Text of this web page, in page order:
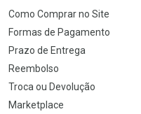
Como Comprar no Site
Formas de Pagamento
Prazo de Entrega
Reembolso
Troca ou Devolução
Marketplace